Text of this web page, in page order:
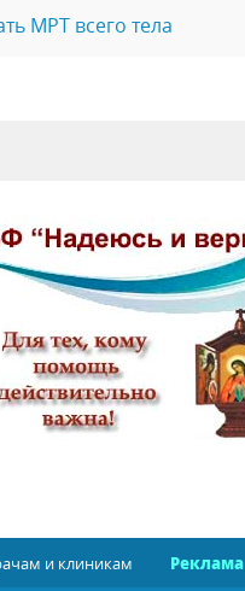
МРТ всего тела
и клиникам Реклама